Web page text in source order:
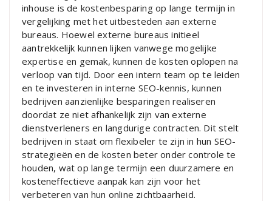
inhouse is de kostenbesparing op lange termijn in
vergelijking met het uitbesteden aan externe
bureaus. Hoewel externe bureaus initieel
aantrekkelijk kunnen lijken vanwege mogelijke
expertise en gemak, kunnen de kosten oplopen na
verloop van tijd. Door een intern team op te leiden
en te investeren in interne SEO-kennis, kunnen
bedrijven aanzienlijke besparingen realiseren
doordat ze niet afhankelijk zijn van externe
dienstverleners en langdurige contracten. Dit stelt
bedrijven in staat om flexibeler te zijn in hun SEO-
strategieën en de kosten beter onder controle te
houden, wat op lange termijn een duurzamere en
kosteneffectieve aanpak kan zijn voor het
verbeteren van hun online zichtbaarheid.